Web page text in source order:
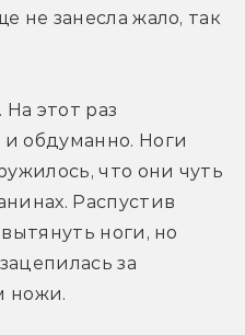
не занесла жало, так
На этот раз
обдуманно. Ноги
что они чуть
Распустив
ноги, но
за
ножи.